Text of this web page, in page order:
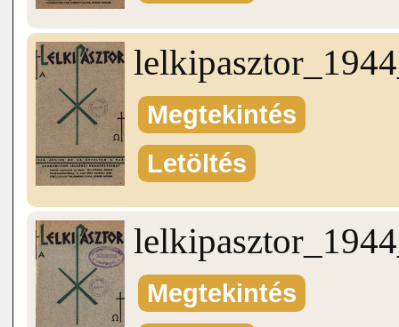
Megtekintés
Letöltés
Megtekintés